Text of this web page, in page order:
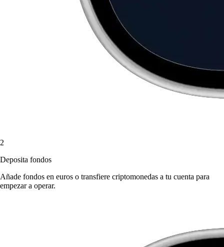
2
Deposita fondos
Añade fondos en euros o transfiere criptomonedas a tu cuenta para
empezar a operar.